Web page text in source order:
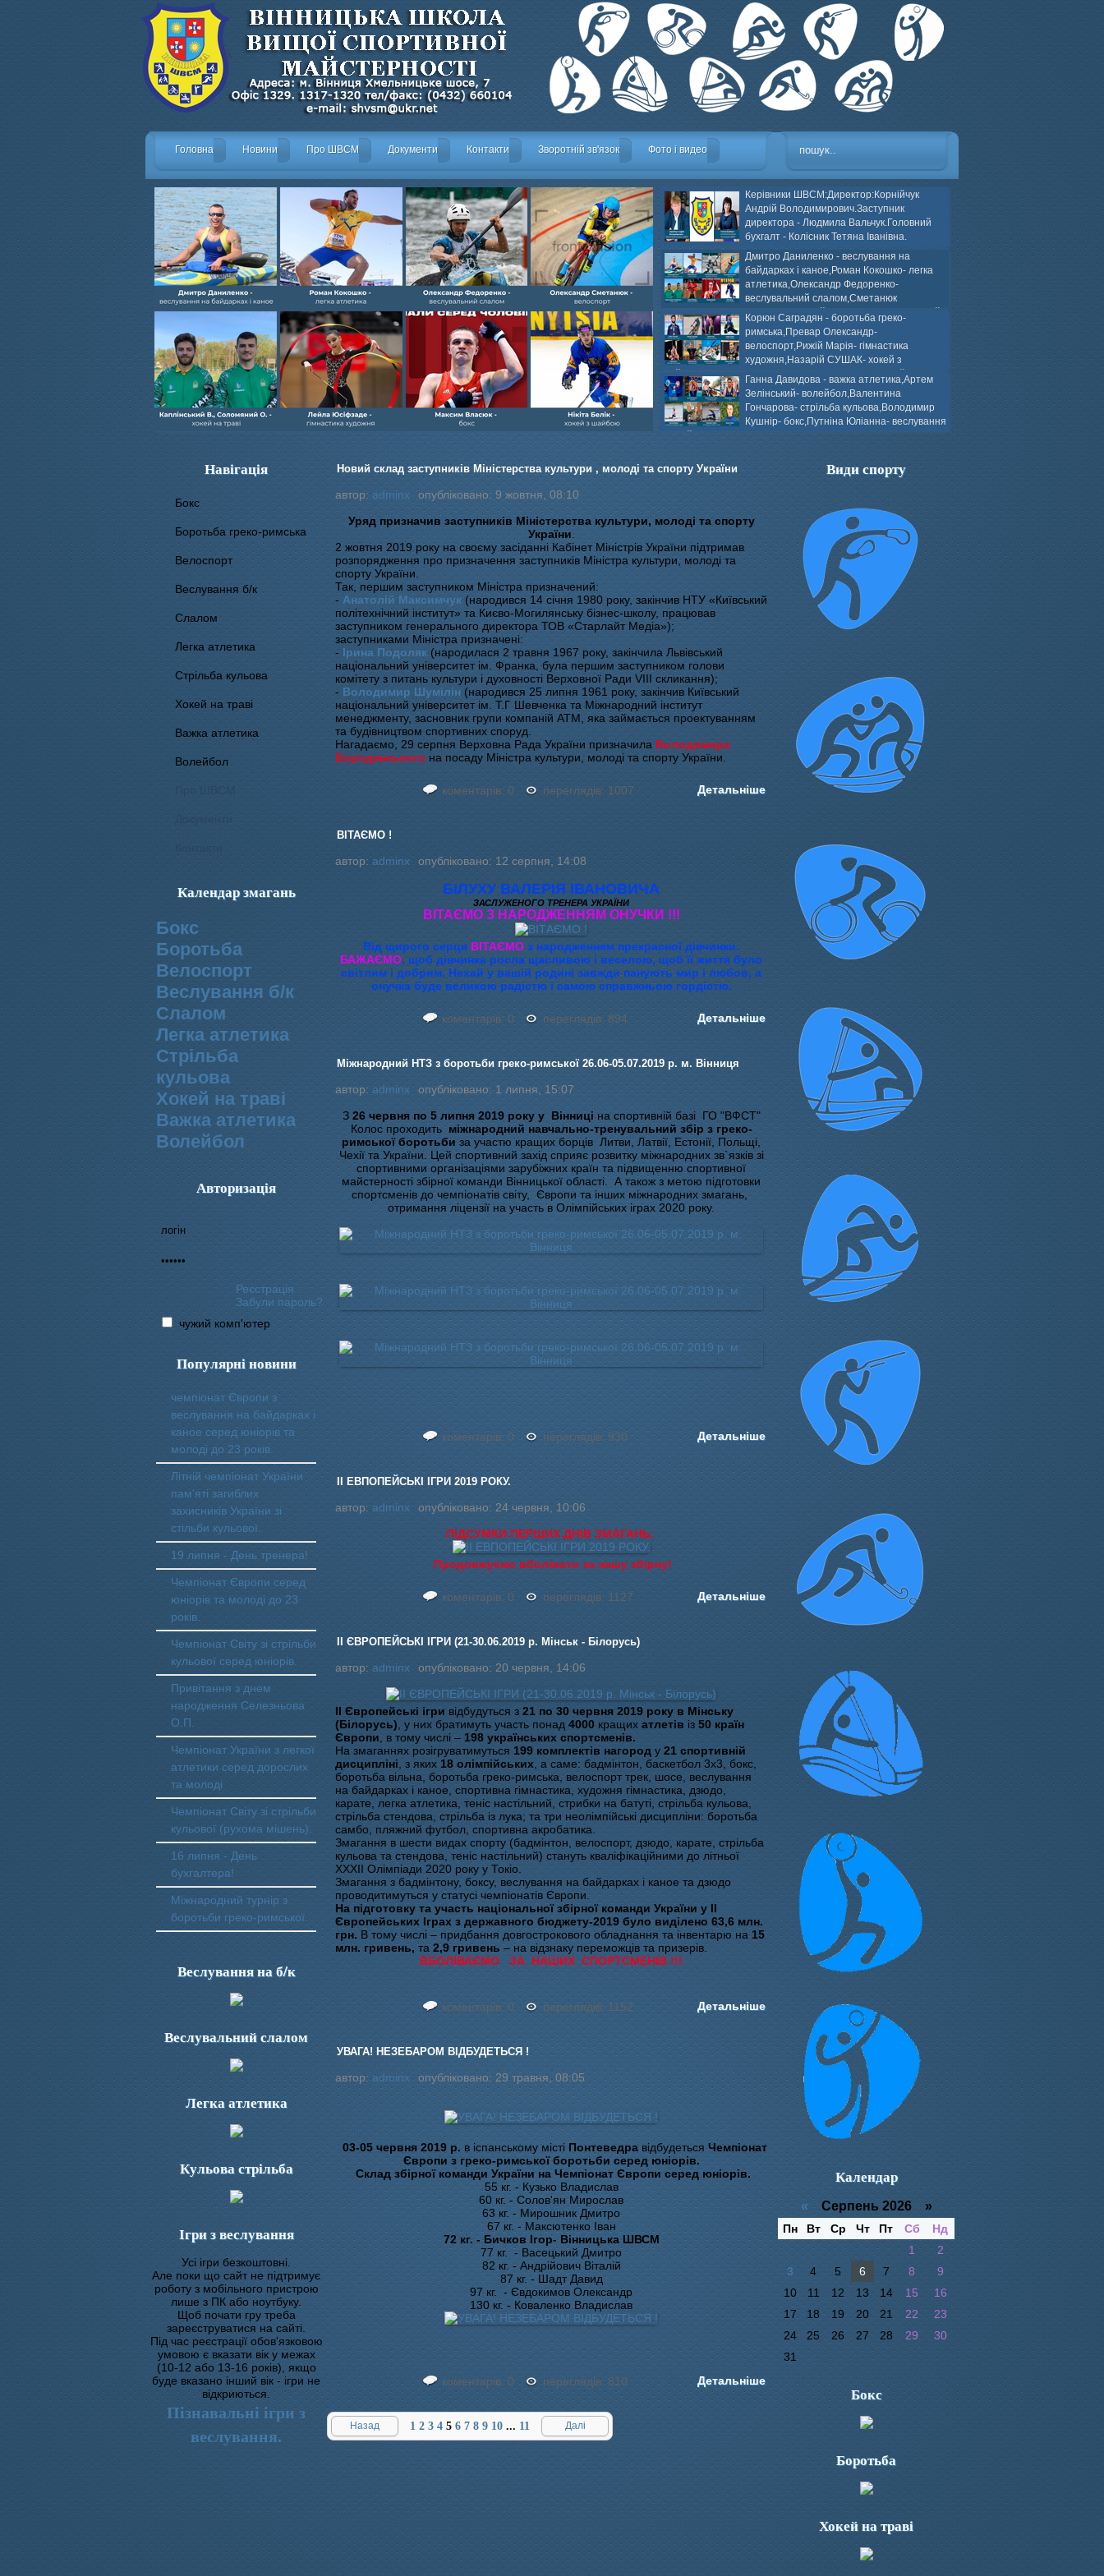
Головна Новини Про ШВСМ Документи Контакти Зворотній зв'язок Фото і видео
Керівники ШВСМ:Директор:Корнійчук
Андрій Володимирович.Заступник
директора - Людмила Вальчук.Головний
бухгалт - Колісник Тетяна Іванівна.
Дмитро Даниленко - веслування на
байдарках і каное,Роман Кокошко- легка
атлетика,Олександр Федоренко-
веслувальний слалом,Сметанюк
Олександр- велоспорт,Каплінський Володимир, Соломяний
Олександр- хокей на траві,Лейла Юсіфзаде- гімнастика
художня,Максим Власюк- бокс,Нікіта БЕЛІК- хокей з шайбою.
Корюн Саградян - боротьба греко-
римська,Превар Олександр-
велоспорт,Рижій Марія- гімнастика
художня,Назарій СУШАК- хокей з
шайбою,Ігор Бичков- боротьба греко-римська,Сергій
Колісник- важка атлетика,Вікторія Добротворська-
веслвальний слалом,Валерія Якушева - волейбол.
Ганна Давидова - важка атлетика,Артем
Зелінський- волейбол,Валентина
Гончарова- стрільба кульова,Володимир
Кушнір- бокс,Путніна Юліанна- веслування
на байдарках і каное,Моїсеєнко Марія- стрільба
кульова,Селезньов Г. веслування на байдарках і
каное,Максим Чекін- бокс.
Навігація
Бокс
Боротьба греко-римська
Велоспорт
Веслування б/к
Cлалом
Легка атлетика
Стрільба кульова
Хокей на траві
Важка атлетика
Волейбол
Документи
Календар змагань
Бокс
Боротьба
Велоспорт
Веслування б/к
Cлалом
Легка атлетика
Стрільба
кульова
Хокей на траві
Важка атлетика
Волейбол
Авторизація
Реєстрація
Забули пароль?
чужий комп'ютер
Популярні новини
чемпіонат Європи з
веслування на байдарках і
каное серед юніорів та
молоді до 23 років.
Літній чемпіонат України
пам'яті загиблих
захисників України зі
стільби кульової.
19 липня - День тренера!
Чемпіонат Європи серед
юніорів та молоді до 23
років.
Чемпіонат Світу зі стрільби
кульової серед юніорів.
Привітання з днем
народження Селезньова
О.П.
Чемпіонат України з легкої
атлетики серед дорослих
та молоді
Чемпіонат Світу зі стрільби
кульової (рухома мішень).
16 липня - День
бухгалтера!
Міжнародний турнір з
боротьби греко-римської.
Веслування на б/к
Веслувальний слалом
Легка атлетика
Кульова стрільба
Ігри з веслування
Усі ігри безкоштовні.
Але поки що сайт не підтримує
роботу з мобільного пристрою
лише з ПК або ноутбуку.
Щоб почати гру треба
зареєструватися на сайті.
Під час реєстрації обов'язковою
умовою є вказати вік у межах
(10-12 або 13-16 років), якщо
буде вказано інший вік - ігри не
відкриються.
Пізнавальні ігри з
веслування.
Новий склад заступників Міністерства культури , молоді та спорту України
автор:adminx
опубліковано: 9 жовтня, 08:10
Уряд призначив заступників Міністерства культури, молоді та спорту
України.
2 жовтня 2019 року на своєму засіданні Кабінет Міністрів України підтримав
розпорядження про призначення заступників Міністра культури, молоді та
спорту України.
Так, першим заступником Міністра призначений:
- Анатолій Максимчук (народився 14 січня 1980 року, закінчив НТУ «Київський
політехнічний інститут» та Києво-Могилянську бізнес-школу, працював
заступником генерального директора ТОВ «Старлайт Медіа»);
заступниками Міністра призначені:
- Ірина Подоляк (народилася 2 травня 1967 року, закінчила Львівський
національний університет ім. Франка, була першим заступником голови
комітету з питань культури і духовності Верховної Ради VIII скликання);
- Володимир Шумілін (народився 25 липня 1961 року, закінчив Київський
національний університет ім. Т.Г Шевченка та Міжнародний інститут
менеджменту, засновник групи компаній АТМ, яка займається проектуванням
та будівництвом спортивних споруд.
Нагадаємо, 29 серпня Верховна Рада України призначила Володимира
Бородянського на посаду Міністра культури, молоді та спорту України.
коментарів: 0 переглядів: 1007 Детальніше
ВІТАЄМО !
автор: adminx опубліковано: 12 серпня, 14:08
БІЛУХУ ВАЛЕРІЯ ІВАНОВИЧА
ЗАСЛУЖЕНОГО ТРЕНЕРА УКРАЇНИ
ВІТАЄМО З НАРОДЖЕННЯМ ОНУЧКИ !!!
Від щирого серця ВІТАЄМО з народженням прекрасної дівчинки.
БАЖАЄМО, щоб дівчинка росла щасливою і веселою, щоб її життя було
світлим і добрим. Нехай у вашій родині завжди панують мир і любов, а
онучка буде великою радістю і самою справжньою гордістю.
коментарів: 0 переглядів: 894 Детальніше
Міжнародний НТЗ з боротьби греко-римської 26.06-05.07.2019 р. м. Вінниця
автор: adminx
опубліковано: 1 липня, 15:07
З26 червня по 5 липня 2019 року у Вінниціна спортивній базі ГО "ВФСТ"
Колос проходить міжнародний навчально-тренувальний збір з греко-
римської боротьби за участю кращих борців Литви, Латвії, Естонії, Польщі,
Чехії та України. Цей спортивний захід сприяє розвитку міжнародних зв`язків зі
спортивними організаціями зарубіжних країн та підвищенню спортивної
майстерності збірної команди Вінницької області. А також з метою підготовки
спортсменів до чемпіонатів світу, Європи та інших міжнародних змагань,
отримання ліцензії на участь в Олімпійських іграх 2020 року.
коментарів: 0 переглядів: 930 Детальніше
II ЕВПОПЕЙСЬКІ ІГРИ 2019 РОКУ.
автор: adminx
опубліковано: 24 червня, 10:06
ПІДСУМКИ ПЕРШИХ ДНІВ ЗМАГАНЬ.
Продовжуємо вболівати за нашу збірну!
коментарів: 0 переглядів: 1127 Детальніше
II ЄВРОПЕЙСЬКІ ІГРИ (21-30.06.2019 р. Мінськ - Білорусь)
автор: adminx опубліковано: 20 червня, 14:06
ІІ Європейські ігри відбудуться з 21 по 30 червня 2019 року в Мінську
(Білорусь) , у них братимуть участь понад 4000 кращих атлетів із 50 країн
Європи , в тому числі – 198 українських спортсменів.
На змаганнях розігруватимуться 199 комплектів нагород у 21 спортивній
дисципліні , з яких 18 олімпійських , а саме: бадмінтон, баскетбол 3х3, бокс,
боротьба вільна, боротьба греко-римська, велоспорт трек, шосе, веслування
на байдарках і каное, спортивна гімнастика, художня гімнастика, дзюдо,
карате, легка атлетика, теніс настільний, стрибки на батуті, стрільба кульова,
стрільба стендова, стрільба із лука; та три неолімпійські дисципліни: боротьба
самбо, пляжний футбол, спортивна акробатика.
Змагання в шести видах спорту (бадмінтон, велоспорт, дзюдо, карате, стрільба
кульова та стендова, теніс настільний) стануть кваліфікаційними до літньої
ХХХІІ Олімпіади 2020 року у Токіо.
Змагання з бадмінтону, боксу, веслування на байдарках і каное та дзюдо
проводитимуться у статусі чемпіонатів Європи.
На підготовку та участь національної збірної команди України у ІІ
Європейських Іграх з державного бюджету-2019 було виділено 63,6 млн.
грн. В тому числі – придбання довгострокового обладнання та інвентарю на 15
млн. гривень, та 2,9 гривень – на відзнаку переможців та призерів.
ВБОЛІВАЄМО ЗА НАШИХ СПОРТСМЕНІВ !!!
коментарів: 0 переглядів: 1152 Детальніше
УВАГА! НЕЗЕБАРОМ ВІДБУДЕТЬСЯ !
автор:adminx опубліковано: 29 травня, 08:05
03-05 червня 2019 р.в іспанському містіПонтеведравідбудеться Чемпіонат
Європи з греко-римської боротьби серед юніорів.
Склад збірної команди України на Чемпіонат Європи серед юніорів.
55 кг. - Кузько Владислав
60 кг. - Солов'ян Мирослав
63 кг. - Мирошник Дмитро
67 кг. - Максютенко Іван
72 кг. - Бичков Ігор- Вінницька ШВСМ
77 кг. - Васецький Дмитро
82 кг. - Андрійович Віталій
87 кг. - Шадт Давид
97 кг. - Євдокимов Олександр
130 кг. - Коваленко Владислав
коментарів: 0 переглядів: 810 Детальніше
Назад 1 2 3 4 5 6 7 8 9 10 ... 11 Далі
Види спорту
Календар
« Серпень 2026 »
Пн Вт Ср Чт Пт Сб
Нд
1
2
3
4 5 6 7 8
9
10
11 12 13 14 15
16
17
18 19 20 21 22
23
24
25 26 27 28 29
30
31
Бокс
Боротьба
Хокей на траві